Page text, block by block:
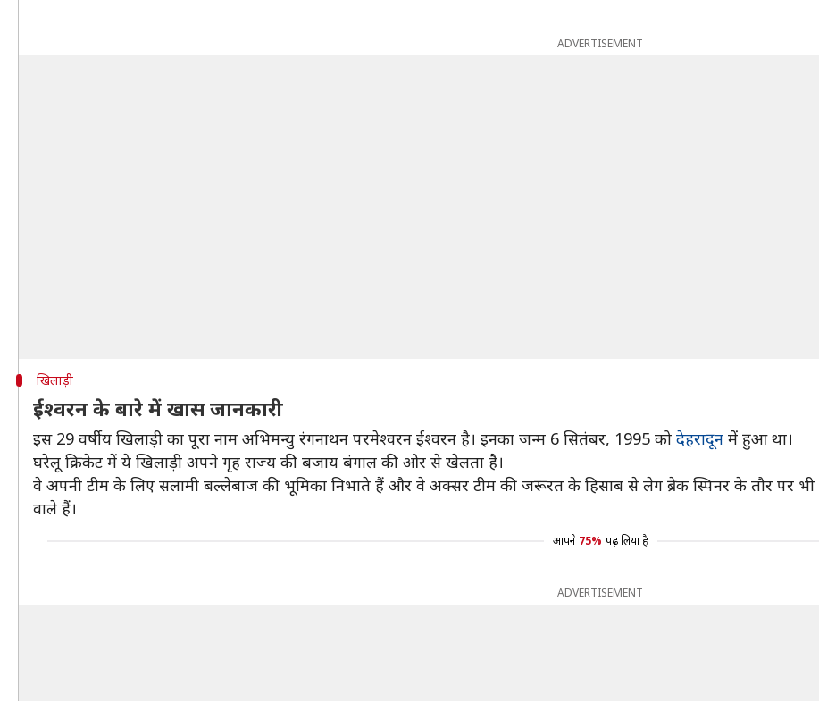
ADVERTISEMENT
खिलाड़ी
ईश्वरन के बारे में खास जानकारी
इस 29 वर्षीय खिलाड़ी का पूरा नाम अभिमन्यु रंगनाथन परमेश्वरन ईश्वरन है। इनका जन्म 6 सितंबर, 1995 को देहरादून में हुआ था।
घरेलू क्रिकेट में ये खिलाड़ी अपने गृह राज्य की बजाय बंगाल की ओर से खेलता है।
वे अपनी टीम के लिए सलामी बल्लेबाज की भूमिका निभाते हैं और वे अक्सर टीम की जरूरत के हिसाब से लेग ब्रेक स्पिनर के तौर पर
वाले हैं।
आपने 75% पढ़ लिया है
ADVERTISEMENT